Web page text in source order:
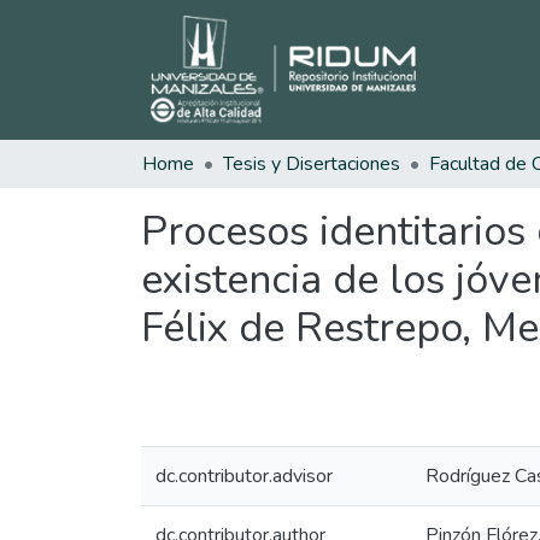
Home Tesis y Disertaciones
Procesos
existencia de los
Félix de Restrepo,
dc.contributor.advisor Rodríguez